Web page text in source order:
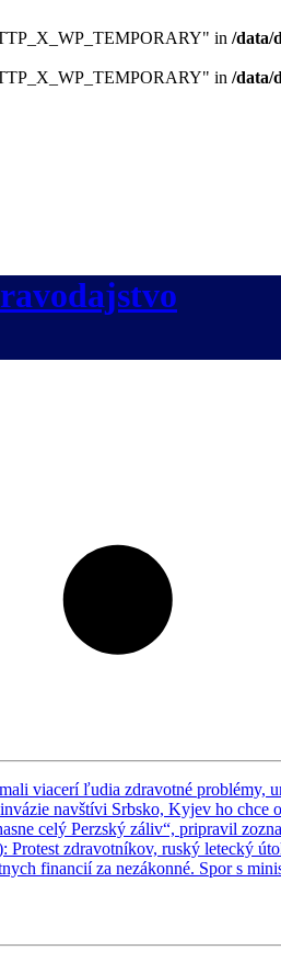
in /data/
in /data/
viacerí ľudia zdravotné problémy,
navštívi Srbsko, Kyjev ho chce
celý Perzský záliv“, pripravil
Protest zdravotníkov, ruský letecký
financií za nezákonné. Spor s